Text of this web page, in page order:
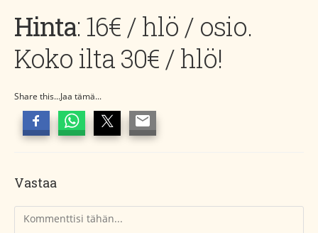
Hinta: 16€ / hlö / osio.
Koko ilta 30€ / hlö!
Share this...Jaa tämä...
Vastaa
Kommentti